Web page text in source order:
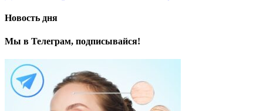
Новость дня
Мы в Телеграм, подписывайся!